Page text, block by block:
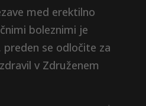
med erektilno
boleznimi je
se odločite za
v Združenem